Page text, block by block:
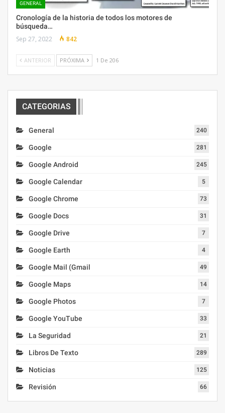
GENERAL
Cronología de la historia de todos los motores de
búsqueda…
Sep 27, 2022 842
ANTERIOR PRÓXIMA 1 De 206
CATEGORIAS
General 240
Google 281
Google Android 245
Google Calendar 5
Google Chrome 73
Google Docs 31
Google Drive 7
Google Earth 4
Google Mail (Gmail 49
Google Maps 14
Google Photos 7
Google YouTube 33
La Seguridad 21
Libros De Texto 289
Noticias 125
Revisión 66